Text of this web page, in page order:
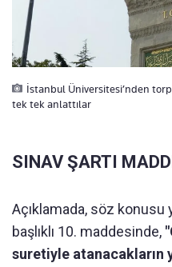
İstanbul Üniversitesi’nden
tek tek anlattılar
SINAV ŞARTI
Açıklamada, söz konusu
başlıklı 10. maddesinde,
suretiyle atanacakların